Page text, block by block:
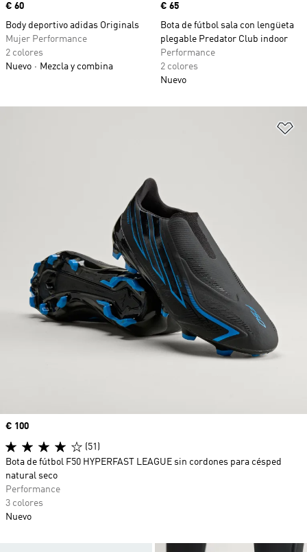
Precio
€ 60
Body deportivo adidas Originals
Mujer Performance
2 colores
Nuevo
Mezcla y combina
Precio
€ 65
Bota de fútbol sala con lengüeta
plegable Predator Club indoor
Performance
2 colores
Nuevo
Precio
€ 100
(51)
Bota de fútbol F50 HYPERFAST LEAGUE sin cordones para césped
natural seco
Performance
3 colores
Nuevo